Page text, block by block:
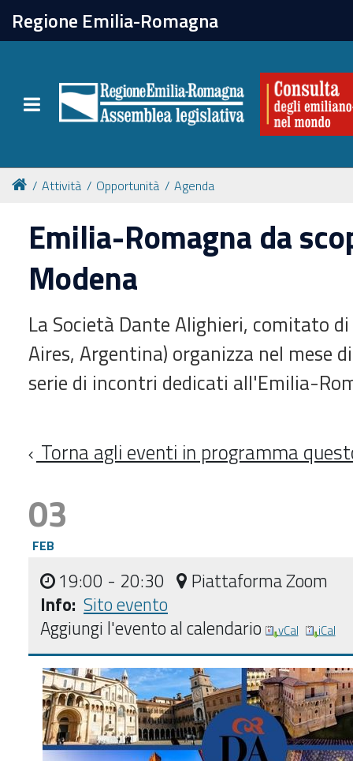
Regione Emilia-Romagna
Toggle navigation
chiudi
Attività
Per chi vive all'estero
Newsletter
Attività Opportunità Agenda
Emilia-Romagna da
Modena
La Società Dante Alighieri, comitato
Aires, Argentina) organizza nel mese
serie di incontri dedicati all'Emilia-
Torna agli eventi in programma
03
FEB
19:00 - 20:30
Piattaforma Zoom
Info: Sito evento
Aggiungi l'evento al calendario
vCal iCal